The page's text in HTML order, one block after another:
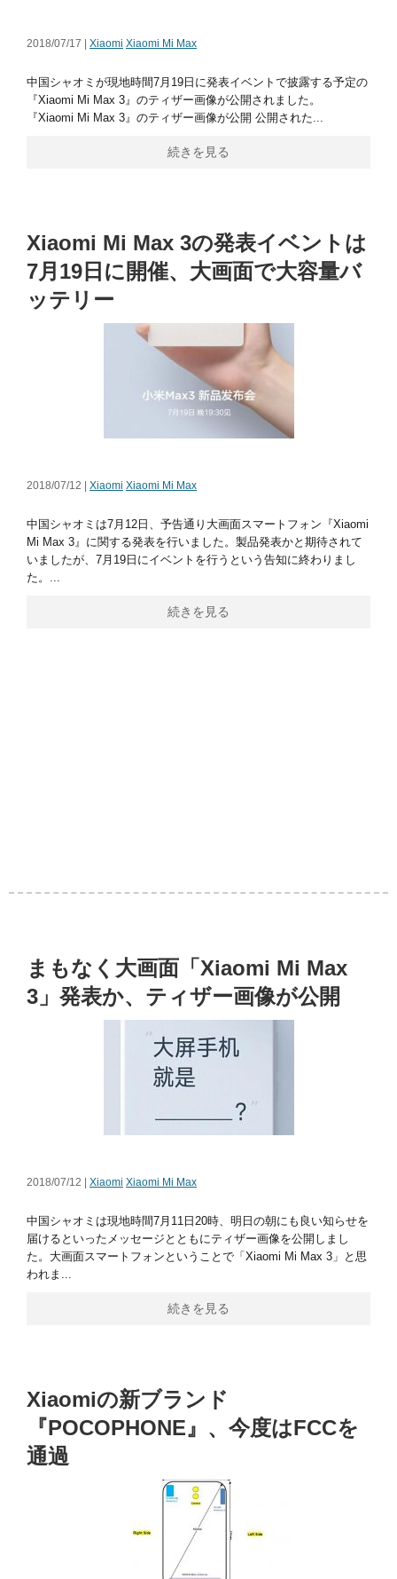
2018/07/17 | Xiaomi Xiaomi Mi Max
中国シャオミが現地時間7月19日に発表イベントで披露する予定の
『Xiaomi Mi Max 3』のティザー画像が公開されました。
『Xiaomi Mi Max 3』のティザー画像が公開 公開された...
続きを見る
Xiaomi Mi Max 3の発表イベントは
7月19日に開催、大画面で大容量バ
ッテリー
2018/07/12 | Xiaomi Xiaomi Mi Max
中国シャオミは7月12日、予告通り大画面スマートフォン『Xiaomi
Mi Max 3』に関する発表を行いました。製品発表かと期待されて
いましたが、7月19日にイベントを行うという告知に終わりまし
た。...
続きを見る
まもなく大画面「Xiaomi Mi Max
3」発表か、ティザー画像が公開
2018/07/12 | Xiaomi Xiaomi Mi Max
中国シャオミは現地時間7月11日20時、明日の朝にも良い知らせを
届けるといったメッセージとともにティザー画像を公開しまし
た。大画面スマートフォンということで「Xiaomi Mi Max 3」と思
われま...
続きを見る
Xiaomiの新ブランド
『POCOPHONE』、今度はFCCを
通過